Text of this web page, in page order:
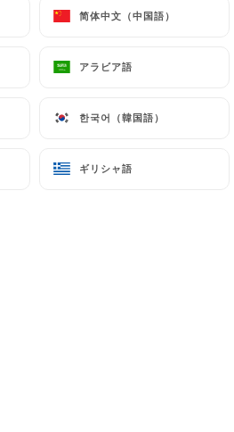
简体中文（中国語）
アラビア語
한국어（韓国語）
ギリシャ語
简体中文（中国語）
アラビア語
한국어（韓国語）
ギリシャ語